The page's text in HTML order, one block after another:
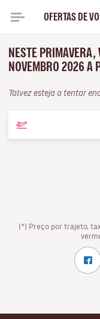
OFERTAS DE
NESTE PRIMAVERA,
NOVEMBRO 2026 A
Talvez esteja a tentar
(*) Preço por trajeto,